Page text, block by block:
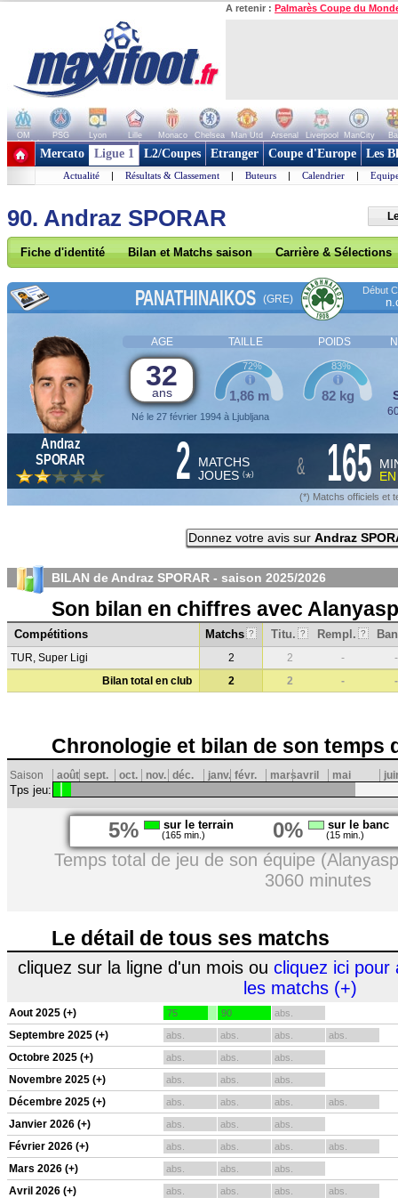
A retenir : Palmarès Coupe du
OM PSG Lyon Lille Monaco Chelsea Man Utd Arsenal Liverpool ManCity
+ de clubs
Mercato Ligue 1 L2/Coupes Etranger Coupe d'Europe Les
Actualité | Résultats & Classement | Buteurs | Calendrier |
90. Andraz SPORAR
Fiche d'identité Bilan et Matchs saison Carrière & Sélections
PANATHINAIKOS (GRE)
Début
AGE TAILLE POIDS
32
ans
Né le 27 février 1994 à Ljubljana
1,86 m
72%
82 kg
83%
Andraz
SPORAR
2 MATCHS
JOUES (*) & 165
(*) Matchs officiels et
Donnez votre avis sur Andraz
BILAN de Andraz SPORAR - saison 2025/2026
Son bilan en chiffres avec
Compétitions Matchs ? Titu. ? Rempl. ?
TUR, Super Ligi 2 2 -
-
Bilan total en club
2 2 - -
Chronologie et bilan de son temps
Saison août sept. oct. nov. déc. janv. févr. marsavril mai
Tps jeu:
5% sur le terrain
(165 min.) 0% sur le banc
(15 min.)
Temps total de jeu de son équipe
3060 minutes
Le détail de tous ses matchs
cliquez sur la ligne d'un mois ou cliquez ici pour
les matchs (+)
Aout 2025 (+) 75 90 abs.
Septembre 2025 (+) abs. abs. abs. abs.
Octobre 2025 (+) abs. abs. abs.
Novembre 2025 (+) abs. abs. abs.
Décembre 2025 (+) abs. abs. abs. abs.
Janvier 2026 (+) abs. abs. abs.
Février 2026 (+) abs. abs. abs. abs.
Mars 2026 (+) abs. abs. abs.
Avril 2026 (+) abs. abs. abs. abs.